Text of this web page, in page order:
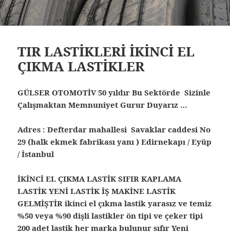
TIR LASTİKLERİ İKİNCİ EL
ÇIKMA LASTİKLER
GÜLSER OTOMOTİV 50 yıldır Bu Sektörde Sizinle
Çalışmaktan Memnuniyet Gurur Duyarız …
Adres : Defterdar mahallesi Savaklar caddesi No
29 (halk ekmek fabrikası yanı ) Edirnekapı / Eyüp
/ İstanbul
İKİNCİ EL ÇIKMA LASTİK SIFIR KAPLAMA
LASTİK YENİ LASTİK İŞ MAKİNE LASTİK
GELMİŞTİR ikinci el çıkma lastik yarasız ve temiz
%50 veya %90 dişli lastikler ön tipi ve çeker tipi
200 adet lastik her marka bulunur sıfır Yeni